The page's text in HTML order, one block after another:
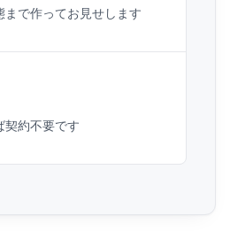
まで作ってお見せします
契約不要です